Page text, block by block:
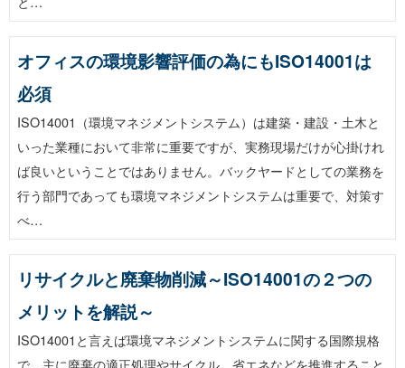
オフィスの環境影響評価の為にもISO14001は
必須
ISO14001（環境マネジメントシステム）は建築・建設・土木と
いった業種において非常に重要ですが、実務現場だけが心掛けれ
ば良いということではありません。バックヤードとしての業務を
行う部門であっても環境マネジメントシステムは重要で、対策す
べ…
リサイクルと廃棄物削減～ISO14001の２つの
メリットを解説～
ISO14001と言えば環境マネジメントシステムに関する国際規格
で、主に廃棄の適正処理やサイクル、省エネなどを推進すること